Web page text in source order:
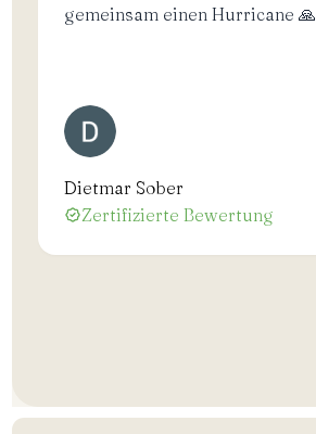
gemeinsam einen Hurricane 🙏
Dietmar Sober
Zertifizierte Bewertung